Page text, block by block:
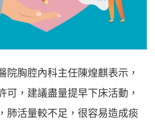
院胸腔內科主任陳煌麒表示，
可，建議盡量提早下床活動，
肺活量較不足，很容易造成痰